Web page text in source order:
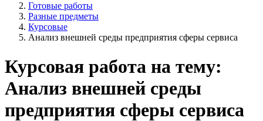
Готовые работы
Разные предметы
Курсовые
Анализ внешней среды предприятия сферы сервиса
Курсовая работа на тему:
Анализ внешней среды
предприятия сферы сервиса